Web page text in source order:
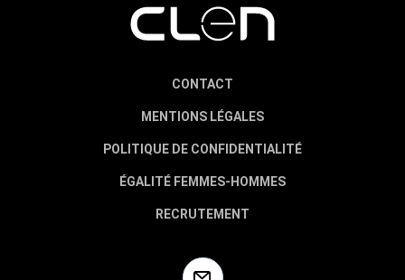
CONTACT
MENTIONS LÉGALES
POLITIQUE DE CONFIDENTIALITÉ
ÉGALITÉ FEMMES-HOMMES
RECRUTEMENT